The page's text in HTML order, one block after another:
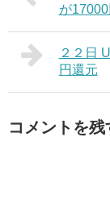
が
２２日
円還元
コメントを残